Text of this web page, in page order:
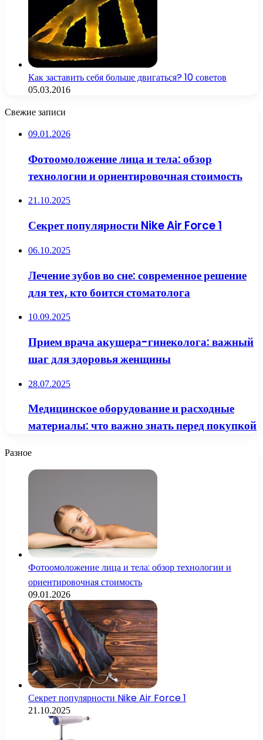
Как заставить себя больше двигаться? 10 советов
05.03.2016
Свежие записи
09.01.2026
Фотоомоложение лица и тела: обзор
технологии и ориентировочная стоимость
21.10.2025
Секрет популярности Nike Air Force 1
06.10.2025
Лечение зубов во сне: современное решение
для тех, кто боится стоматолога
10.09.2025
Прием врача акушера-гинеколога: важный
шаг для здоровья женщины
28.07.2025
Медицинское оборудование и расходные
материалы: что важно знать перед покупкой
Разное
Фотоомоложение лица и тела: обзор технологии и
ориентировочная стоимость
09.01.2026
Секрет популярности Nike Air Force 1
21.10.2025